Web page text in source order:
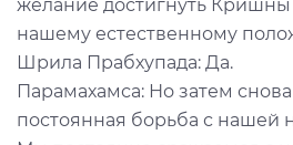
желание достигнуть Кришны
нашему естественному
Шрила Прабхупада: Да.
Парамахамса: Но затем
постоянная борьба с нашей